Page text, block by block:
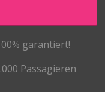
garantiert!
Passagieren